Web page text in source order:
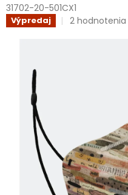
31702-20-501CX1
Výpredaj
Priemerné
2 hodnotenia